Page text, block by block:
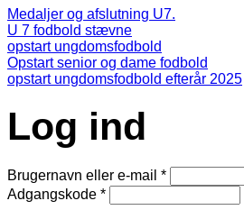
Medaljer og afslutning U7.
U 7 fodbold stævne
opstart ungdomsfodbold
Opstart senior og dame fodbold
opstart ungdomsfodbold efterår 2025
Log ind
Brugernavn eller e-mail *
Adgangskode *